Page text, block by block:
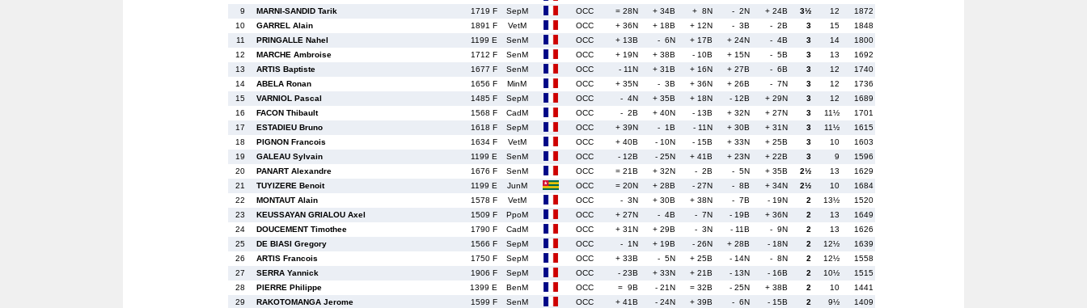
9
MARNI-SANDID Tarik 1719 F SepM OCC = 28N + 34B + 8N - 2N + 24B 3½ 12
1872
10
GARREL Alain 1891 F VetM OCC + 36N + 18B + 12N - 3B - 2B 3 15
1848
11
PRINGALLE Nahel 1199 E SenM OCC + 13B - 6N + 17B + 24N - 4B 3 14
1800
12
MARCHE Ambroise 1712 F SenM OCC + 19N + 38B - 10B + 15N - 5B 3 13
1692
13
ARTIS Baptiste 1677 F SenM OCC - 11N + 31B + 16N + 27B - 6B 3 12
1740
14
ABELA Ronan 1656 F MinM OCC + 35N - 3B + 36N + 26B - 7N 3 12
1736
15
VARNIOL Pascal 1485 F SepM OCC - 4N + 35B + 18N - 12B + 29N 3 12
1689
16
FACON Thibault 1568 F CadM OCC - 2B + 40N - 13B + 32N + 27N 3 11½
1701
17
ESTADIEU Bruno 1618 F SepM OCC + 39N - 1B - 11N + 30B + 31N 3 11½
1615
18
PIGNON Francois 1634 F VetM OCC + 40B - 10N - 15B + 33N + 25B 3 10
1603
19
GALEAU Sylvain 1199 E SenM OCC - 12B - 25N + 41B + 23N + 22B 3 9
1596
20
PANART Alexandre 1676 F SenM OCC = 21B + 32N - 2B - 5N + 35B 2½ 13
1629
21
TUYIZERE Benoit 1199 E JunM OCC = 20N + 28B - 27N - 8B + 34N 2½ 10
1684
22
MONTAUT Alain 1578 F VetM OCC - 3N + 30B + 38N - 7B - 19N 2 13½
1520
23
KEUSSAYAN GRIALOU Axel 1509 F PpoM OCC + 27N - 4B - 7N - 19B + 36N 2 13
1649
24
DOUCEMENT Timothee 1790 F CadM OCC + 31N + 29B - 3N - 11B - 9N 2 13
1626
25
DE BIASI Gregory 1566 F SepM OCC - 1N + 19B - 26N + 28B - 18N 2 12½
1639
26
ARTIS Francois 1750 F SepM OCC + 33B - 5N + 25B - 14N - 8N 2 12½
1558
27
SERRA Yannick 1906 F SepM OCC - 23B + 33N + 21B - 13N - 16B 2 10½
1515
28
PIERRE Philippe 1399 E BenM OCC = 9B - 21N = 32B - 25N + 38B 2 10
1441
29
RAKOTOMANGA Jerome 1599 F SenM OCC + 41B - 24N + 39B - 6N - 15B 2 9½
1409